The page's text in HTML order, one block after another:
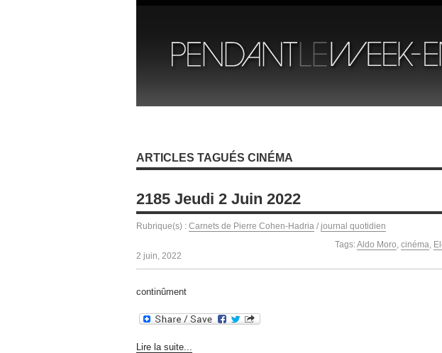
ARTICLES TAGUÉS CINÉMA
2185 Jeudi 2 Juin 2022
Rubrique(s) : Carnets de Pierre Cohen-Hadria / journal quotidien
Tags:Aldo Moro, cinéma,
2 juin, 2022
continûment
Lire la suite...